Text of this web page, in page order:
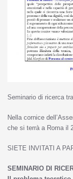
Seminario di ricerca
Nella cornice
che si terrà a Roma il
SIETE INVITATI A
SEMINARIO DI